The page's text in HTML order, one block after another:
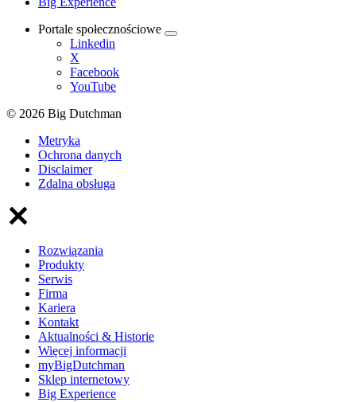
Portale społecznościowe
Linkedin
X
Facebook
YouTube
© 2026 Big Dutchman
Metryka
Ochrona danych
Disclaimer
Zdalna obsługa
Rozwiązania
Produkty
Serwis
Firma
Kariera
Kontakt
Aktualności & Historie
Więcej informacji
myBigDutchman
Sklep internetowy
Big Experience